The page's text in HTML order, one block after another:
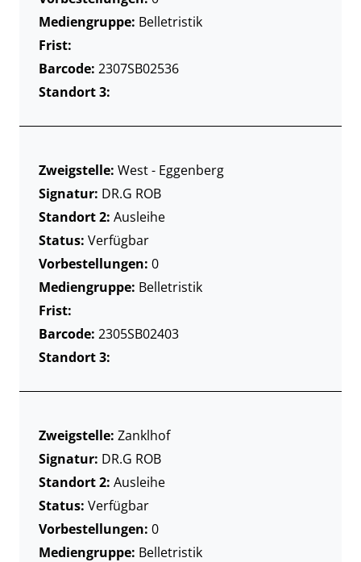
Mediengruppe: Belletristik
Frist:
Barcode: 2307SB02536
Standort 3:
Zweigstelle: West - Eggenberg
Signatur: DR.G ROB
Standort 2: Ausleihe
Status: Verfügbar
Vorbestellungen: 0
Mediengruppe: Belletristik
Frist:
Barcode: 2305SB02403
Standort 3:
Zweigstelle: Zanklhof
Signatur: DR.G ROB
Standort 2: Ausleihe
Status: Verfügbar
Vorbestellungen: 0
Mediengruppe: Belletristik